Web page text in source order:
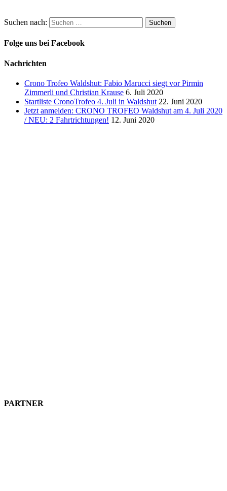
Suchen nach:
Folge uns bei Facebook
Nachrichten
Crono Trofeo Waldshut: Fabio Marucci siegt vor Pirmin
Zimmerli und Christian Krause 6. Juli 2020
Startliste CronoTrofeo 4. Juli in Waldshut 22. Juni 2020
Jetzt anmelden: CRONO TROFEO Waldshut am 4. Juli 2020
/ NEU: 2 Fahrtrichtungen! 12. Juni 2020
PARTNER